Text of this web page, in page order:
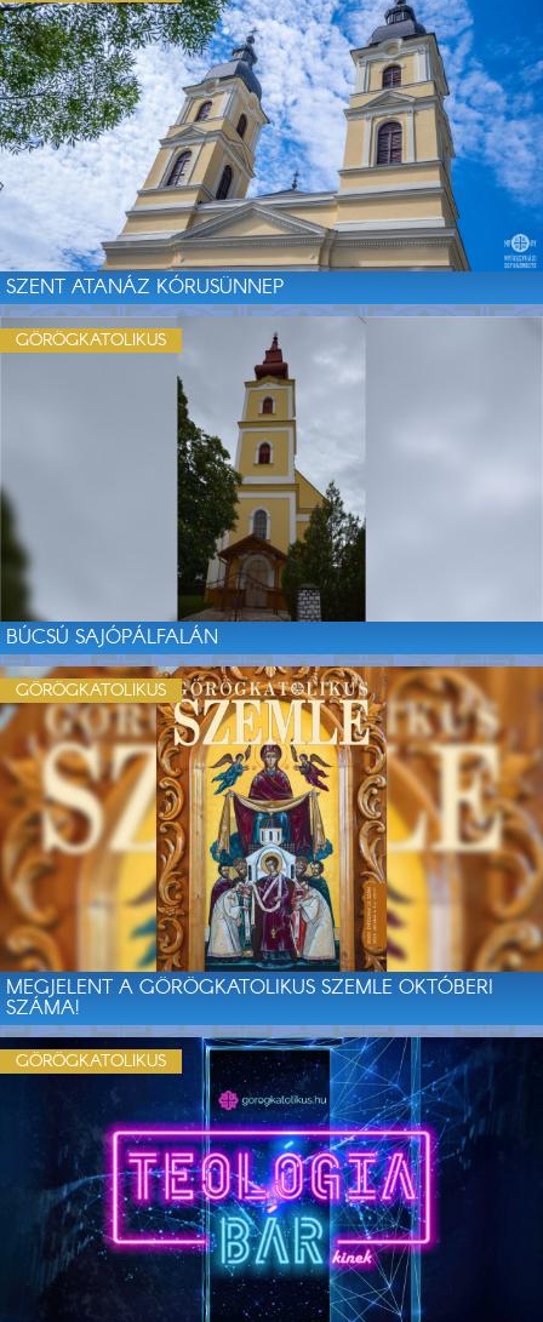
SZENT ATANÁZ KÓRUSÜNNEP
BÚCSÚ SAJÓPÁLFALÁN
GÖRÖGKATOLIKUS
MEGJELENT A GÖRÖGKATOLIKUS SZEMLE OKTÓBERI
SZÁMA!
GÖRÖGKATOLIKUS
GÖRÖGKATOLIKUS